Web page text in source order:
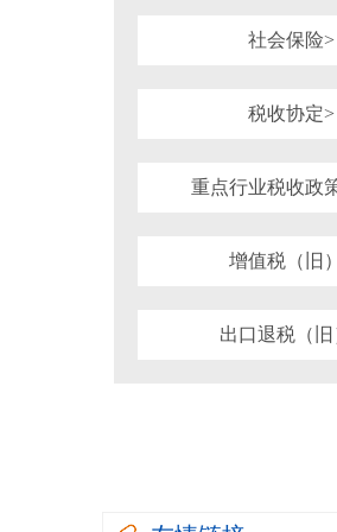
社会保险>
税收协定>
重点行业税收政
增值税（旧
出口退税（旧